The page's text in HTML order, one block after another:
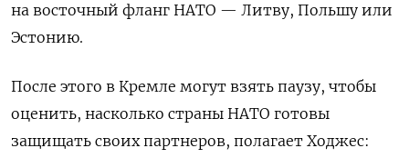
на восточный фланг НАТО — Литву, Польшу или
Эстонию.
После этого в Кремле могут взять паузу, чтобы
оценить, насколько страны НАТО готовы
защищать своих партнеров, полагает Ходжес: